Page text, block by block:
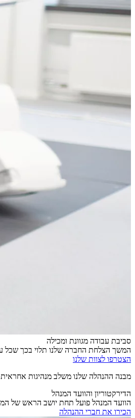
סביבת עבודה מגוונת ומכילה
המשך הצלחת החברה שלנו תלוי בכך שכל
הצטרפו לצוות שלנו
מבנה ההנהלה שלנו משלב מנהיגות אחראית
הדירקטוריון והוועד המנהל
הוועד המנהל פועל תחת יושב הראש של
הכירו את חברי ההנהלה